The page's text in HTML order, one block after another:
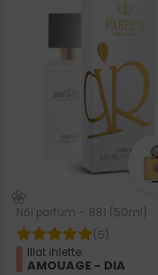
Női parfüm – 881 (50ml)
(5)
Illat ihlette:
AMOUAGE - DIA